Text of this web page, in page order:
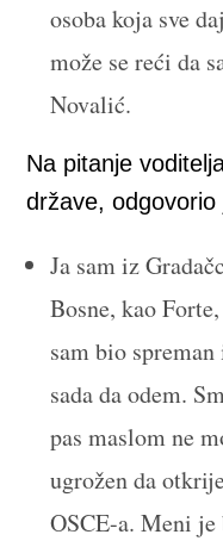
osoba koja sve
može se reći da
Novalić.
Na pitanje
države, odgovorio
Ja sam iz
Bosne, kao
sam bio
sada da odem.
pas maslom ne
ugrožen da
OSCE-a. Meni